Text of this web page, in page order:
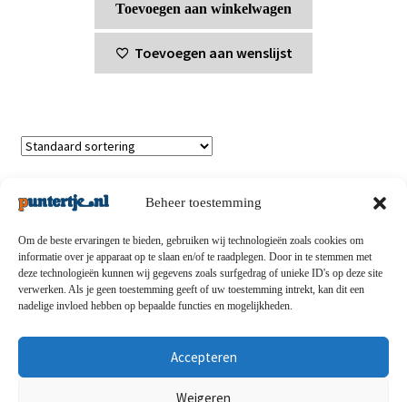
Beheer toestemming
Om de beste ervaringen te bieden, gebruiken wij technologieën zoals cookies om
informatie over je apparaat op te slaan en/of te raadplegen. Door in te stemmen met
deze technologieën kunnen wij gegevens zoals surfgedrag of unieke ID's op deze site
verwerken. Als je geen toestemming geeft of uw toestemming intrekt, kan dit een
nadelige invloed hebben op bepaalde functies en mogelijkheden.
Accepteren
Weigeren
Toevoegen aan winkelwagen
Toevoegen aan wenslijst
Privacybeleid-Verzending en retouren-Algemene
voorwaarden-Disclaimert-Betaalmethoden-Over ons